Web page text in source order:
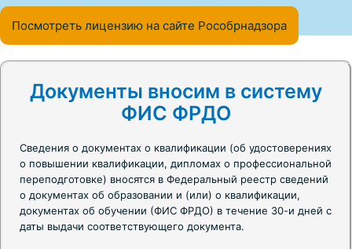
Посмотреть лицензию на сайте Рособрнадзора
Документы вносим в систему
ФИС ФРДО
Сведения о документах о квалификации (об удостоверениях
о повышении квалификации, дипломах о профессиональной
переподготовке) вносятся в Федеральный реестр сведений
о документах об образовании и (или) о квалификации,
документах об обучении (ФИС ФРДО) в течение 30-и дней с
даты выдачи соответствующего документа.